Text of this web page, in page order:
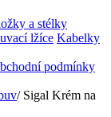
a stélky
lžíce Kabelky
podmínky
/ Sigal Krém na